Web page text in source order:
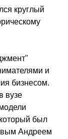
круглый
и
бизнесом.
вузе
был
Андреем